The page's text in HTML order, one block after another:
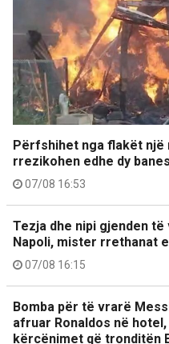
Përfshihet nga flakët një
rrezikohen edhe dy
07/08 16:53
Tezja dhe nipi gjenden
Napoli, mister rrethanat
07/08 16:15
Bomba për të vrarë
afruar Ronaldos në
kërcënimet që tronditën